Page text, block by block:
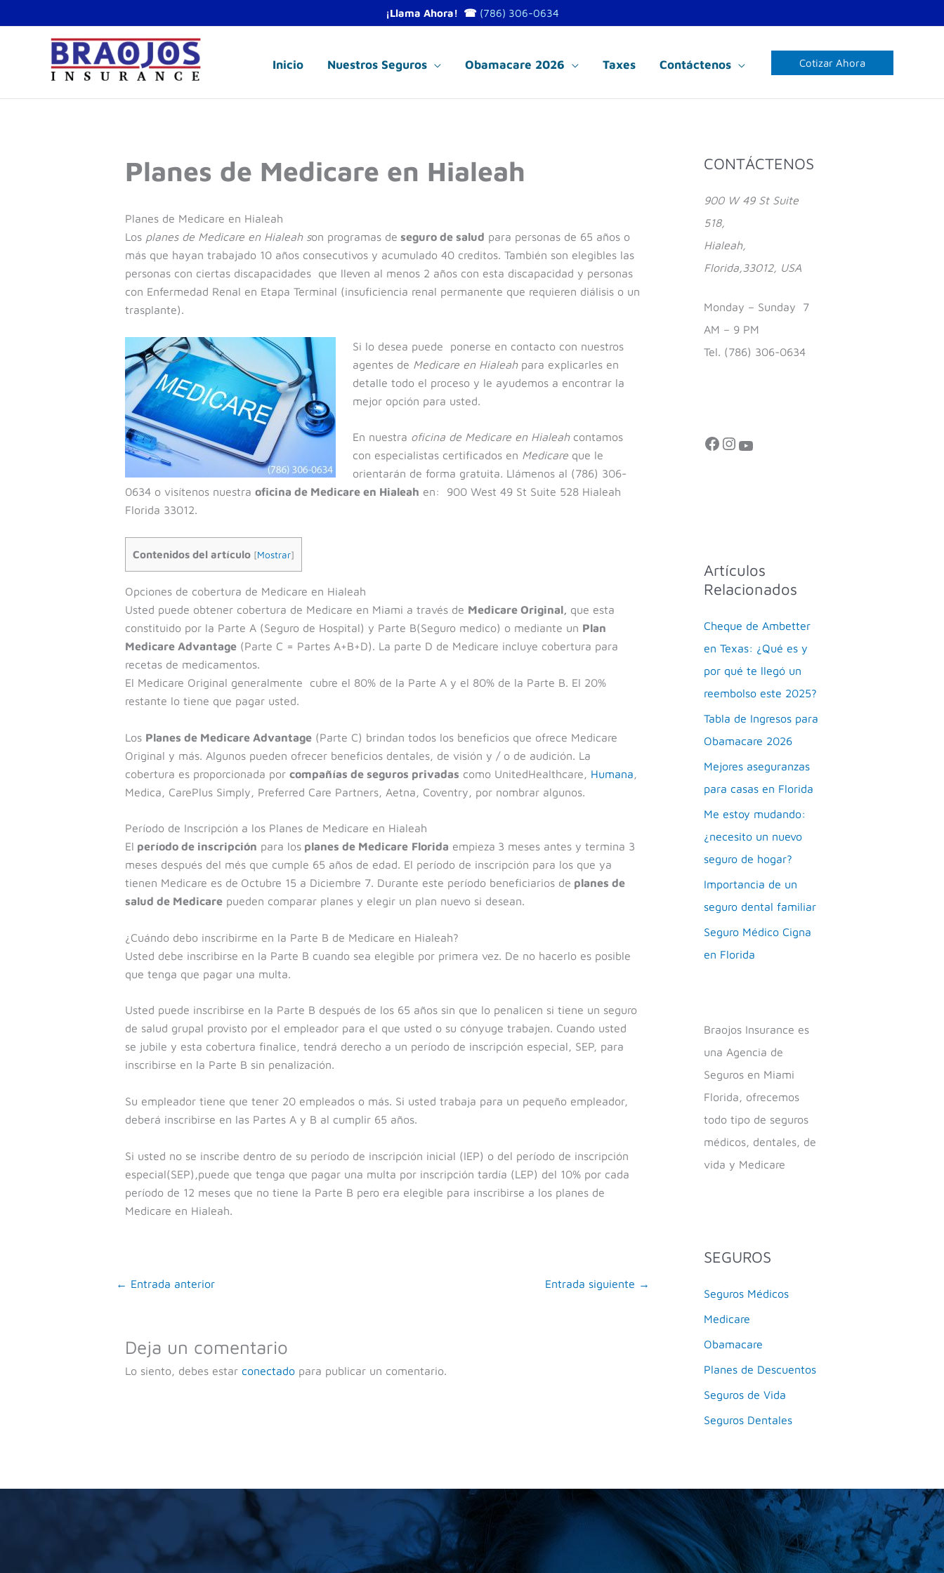
al
¡Llama Ahora! ☎ (786) 306-0634
Inicio Nuestros Seguros Obamacare 2026 Taxes Contáctenos Cotizar Ahora
Planes de Medicare en Hialeah
Planes de Medicare en Hialeah
Losplanes de Medicare en Hialeah son programas de seguro de salud para personas de 65 años o
más que hayan trabajado 10 años consecutivos y acumulado 40 creditos. También son elegibles las
personas con ciertas discapacidades que lleven al menos 2 años con esta discapacidad y personas
con Enfermedad Renal en Etapa Terminal (insuficiencia renal permanente que requieren diálisis o un
trasplante).
Si lo desea puede ponerse en contacto con nuestros
agentes de Medicare en Hialeahpara explicarles en
detalle todo el proceso y le ayudemos a encontrar la
mejor opción para usted.
En nuestra oficina de Medicare en Hialeahcontamos
con especialistas certificados en Medicareque le
orientarán de forma gratuita. Llámenos al (786) 306-
0634 o visítenos nuestra oficina de Medicare en Hialeah en: 900 West 49 St Suite 528 Hialeah
Florida 33012.
Contenidos del artículo [Mostrar]
Opciones de cobertura de Medicare en Hialeah
Usted puede obtener cobertura de Medicare en Miami a través de Medicare Original, que esta
constituido por la Parte A (Seguro de Hospital) y Parte B(Seguro medico) o mediante un Plan
Medicare Advantage(Parte C = Partes A+B+D). La parte D de Medicare incluye cobertura para
recetas de medicamentos.
El Medicare Original generalmente cubre el 80% de la Parte A y el 80% de la Parte B. El 20%
restante lo tiene que pagar usted.
Los Planes de Medicare Advantage(Parte C) brindan todos los beneficios que ofrece Medicare
Original y más. Algunos pueden ofrecer beneficios dentales, de visión y / o de audición. La
cobertura es proporcionada por compañías de seguros privadas como UnitedHealthcare, Humana
Medica, CarePlus Simply, Preferred Care Partners, Aetna, Coventry, por nombrar algunos.
Período de Inscripción a los Planes de Medicare en Hialeah
El período de inscripción para losplanes de Medicare Florida empieza 3 meses antes y termina 3
meses después del més que cumple 65 años de edad. El período de inscripción para los que ya
tienen Medicare es de Octubre 15 a Diciembre 7. Durante este período beneficiarios de planes de
salud de Medicarepueden comparar planes y elegir un plan nuevo si desean.
¿Cuándo debo inscribirme en la Parte B de Medicare en Hialeah?
Usted debe inscribirse en la Parte B cuando sea elegible por primera vez. De no hacerlo es posible
que tenga que pagar una multa.
Usted puede inscribirse en la Parte B después de los 65 años sin que lo penalicen si tiene un seguro
de salud grupal provisto por el empleador para el que usted o su cónyuge trabajen. Cuando usted
se jubile y esta cobertura finalice, tendrá derecho a un período de inscripción especial, SEP, para
inscribirse en la Parte B sin penalización.
Su empleador tiene que tener 20 empleados o más. Si usted trabaja para un pequeño empleador,
deberá inscribirse en las Partes A y B al cumplir 65 años.
Si usted no se inscribe dentro de su período de inscripción inicial (IEP) o del período de inscripción
especial(SEP),puede que tenga que pagar una multa por inscripción tardía (LEP) del 10% por cada
período de 12 meses que no tiene la Parte B pero era elegible para inscribirse a los planes de
Medicare en Hialeah.
← Entrada anterior Entrada siguiente →
Deja un comentario
Lo siento, debes estar conectadopara publicar un comentario.
CONTÁCTENOS
900 W 49 St Suite
518,
Hialeah,
Florida,33012, USA
Monday – Sunday 7
AM – 9 PM
Tel. (786) 306-0634
Artículos
Relacionados
Cheque de Ambetter
en Texas: ¿Qué es y
por qué te llegó un
reembolso este 2025?
Tabla de Ingresos para
Obamacare 2026
Mejores aseguranzas
para casas en Florida
Me estoy mudando:
¿necesito un nuevo
seguro de hogar?
Importancia de un
seguro dental familiar
Seguro Médico Cigna
en Florida
Braojos Insurance es
una Agencia de
Seguros en Miami
Florida, ofrecemos
todo tipo de seguros
médicos, dentales, de
vida y Medicare
SEGUROS
Seguros Médicos
Medicare
Obamacare
Planes de Descuentos
Seguros de Vida
Seguros Dentales